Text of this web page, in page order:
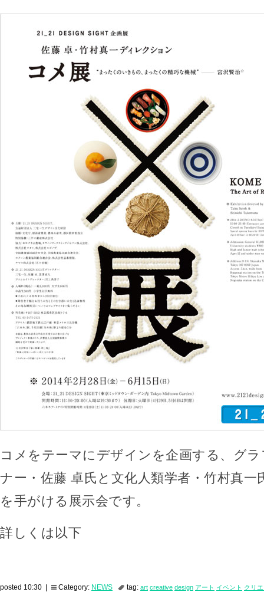
コメをテーマにデザインを企画する、グ
ナー・佐藤 卓氏と文化人類学者・竹村真
を手がける展示会です。
詳しくは以下
posted 10:30 | Category: NEWS tag: art creative design アート イベント クリ